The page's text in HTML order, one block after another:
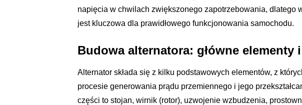
napięcia w chwilach zwiększonego zapotrzebowania, dlatego
jest kluczowa dla prawidłowego funkcjonowania samochodu.
Budowa alternatora: główne elementy
Alternator składa się z kilku podstawowych elementów, z
procesie generowania prądu przemiennego i jego
części to stojan, wirnik (rotor), uzwojenie wzbudzenia,